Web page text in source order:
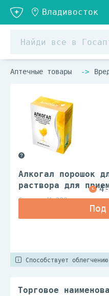
Аптечные товары
Алкогал порошок
раствора для
Салута М ООО
Способствует
Торговое